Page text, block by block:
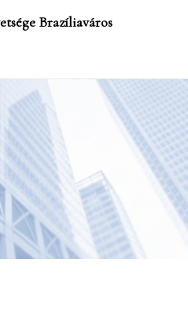
Brazíliaváros